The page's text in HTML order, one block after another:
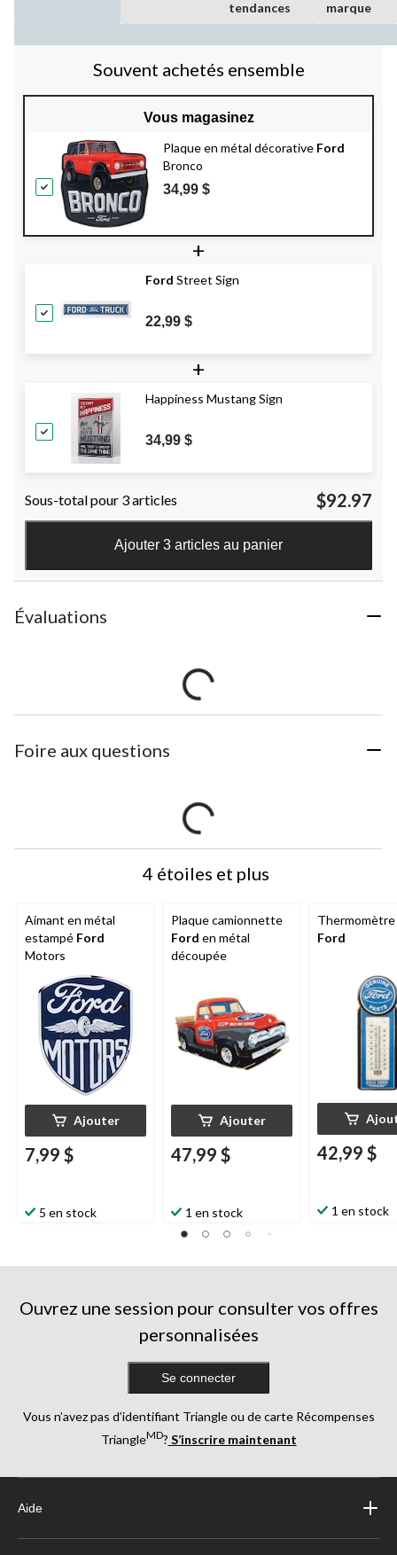
tendances marque
Souvent achetés ensemble
Vous magasinez
Plaque en métal décorative Ford
Bronco
34,99 $
+
Ford Street Sign
22,99 $
+
Happiness Mustang Sign
34,99 $
Sous-total pour 3 articles $92.97
Ajouter 3 articles au panier
Évaluations
Foire aux questions
4 étoiles et plus
Aimant en métal
estampé Ford
Motors
Ajouter
7,99 $
5 en stock
Plaque camionnette
Ford en métal
découpée
Ajouter
47,99 $
1 en stock
Thermomètre
Ford
42,99 $
1 en stock
Ouvrez une session pour consulter vos offres
personnalisées
Se connecter
Vous n’avez pas d’identifiant Triangle ou de carte Récompenses
TriangleMD? S’inscrire maintenant
Aide